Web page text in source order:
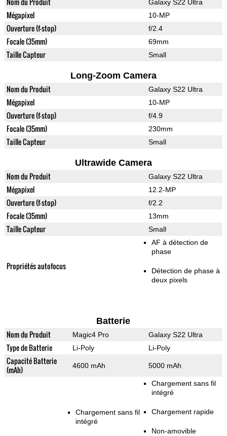
Galaxy S22 Ultra
Mégapixel 10-MP
Ouverture (f-stop) f/2.4
Focale (35mm) 69mm
Taille Capteur Small
Long-Zoom Camera
Nom du Produit Galaxy S22 Ultra
Mégapixel 10-MP
Ouverture (f-stop) f/4.9
Focale (35mm) 230mm
Taille Capteur Small
Ultrawide Camera
Nom du Produit Galaxy S22 Ultra
Mégapixel 12.2-MP
Ouverture (f-stop) f/2.2
Focale (35mm) 13mm
Taille Capteur Small
Propriétés autofocus
AF à détection de
phase
Détection de phase à
deux pixels
Batterie
Nom du Produit Magic4 Pro Galaxy S22 Ultra
Type de Batterie Li-Poly Li-Poly
Capacité Batterie
(mAh)
4600 mAh 5000 mAh
Chargement sans fil
intégré
Chargement sans fil
intégré
Chargement rapide
Non-amovible